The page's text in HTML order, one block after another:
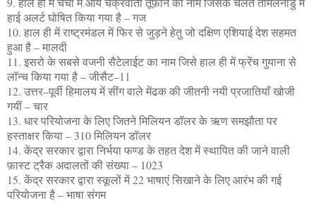
हाई अलर्ट घोषित किया गया है – गज
10. हाल ही में राष्ट्रमंडल में फिर से जुड़ने हेतु जो दक्षिण एशियाई देश सहमत
हुआ है – मालदी
11. इसरो के सबसे वजनी सैटेलाईट का नाम जिसे हाल ही में फ्रेंच गुयाना से
लॉन्च किया गया है – जीसैट–11
12. उत्तर–पूर्वी हिमालय में सींग वाले मेंढक की जीतनी नयी प्रजातियाँ खोजी
गयीं – चार
13. धार परियोजना के लिए जितने मिलियन डॉलर के ऋण समझौता पर
हस्ताक्षर किया – 310 मिलियन डॉलर
14. केंद्र सरकार द्वारा निर्भया फण्ड के तहत देश में स्थापित की जाने वाली
फ़ास्ट ट्रैक अदालतों की संख्या – 1023
15. केंद्र सरकार द्वारा स्कूलों में 22 भाषाएं सिखाने के लिए आरंभ की गई
परियोजना है – भाषा संगम